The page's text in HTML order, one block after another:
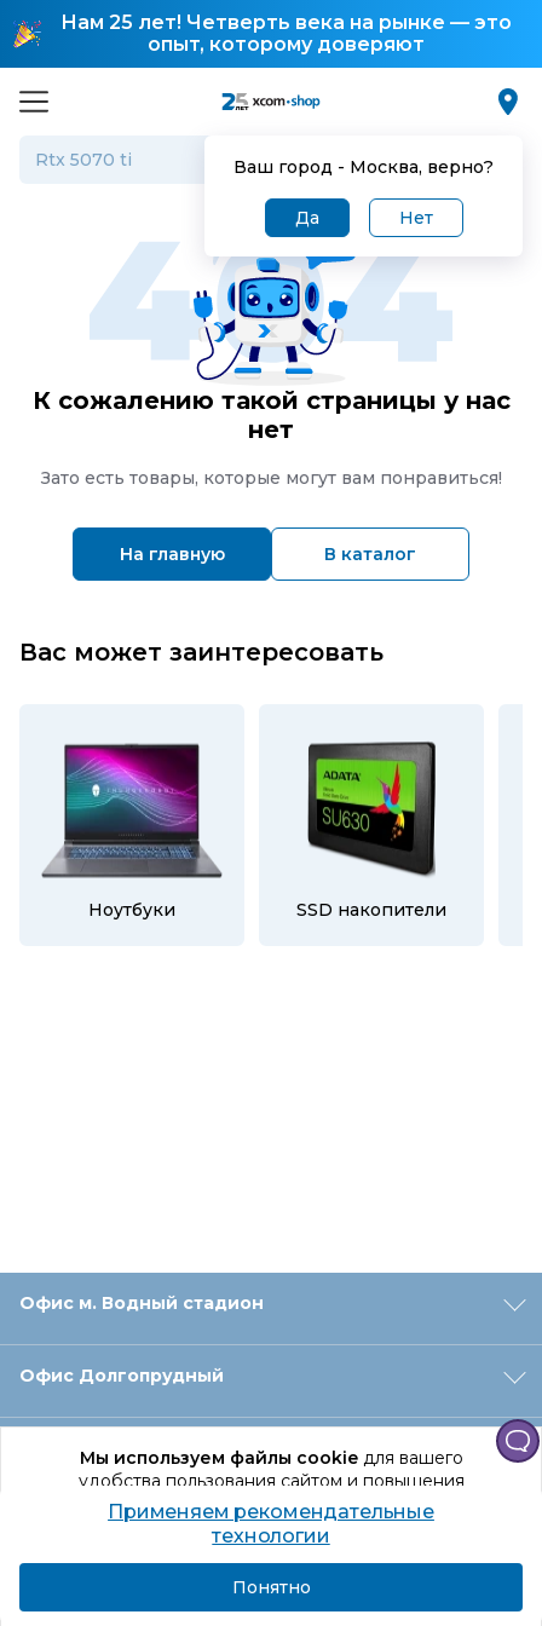
Нам 25 лет! Четверть века на рынке — это
опыт, которому доверяют
Ваш город - Москва, верно?
Да Нет
Мы используем файлы cookieдля вашего
удобства пользования сайтом и повышения
качества рекомендаций.
Продолжая использование сайта, вы даете
согласие на обработку персональных данных
К сожалению такой страницы у нас
нет
Зато есть товары, которые могут вам понравиться!
На главную В каталог
Вас может заинтересовать
Ноутбуки SSD накопители
Офис м. Водный стадион
Офис Долгопрудный
Офис Санкт‑Петербург
Оформление заказа
Применяем рекомендательные
технологии
Понятно